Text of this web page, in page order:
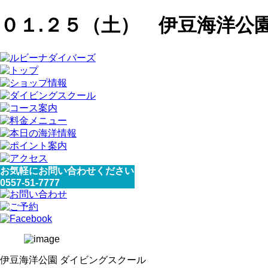
０１.２５（土） 伊豆海洋公
お気軽にお問い合わせください
0557-51-7777
伊豆海洋公園 ダイビングスクール